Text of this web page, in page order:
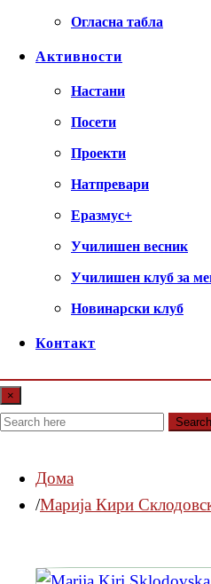
Огласна табла
Активности
Настани
Посети
Проекти
Натпревари
Еразмус+
Училишен весник
Училишен клуб за
Новинарски клуб
Контакт
×
Search
Дома
Марија Кири